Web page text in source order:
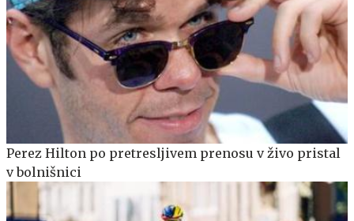
Perez Hilton po pretresljivem prenosu v živo pristal
v bolnišnici